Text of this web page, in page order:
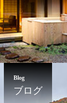
Blog
ブログ